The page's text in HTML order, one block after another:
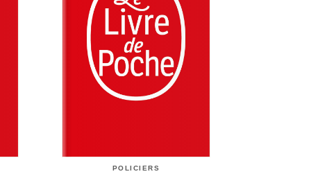
POLICIERS